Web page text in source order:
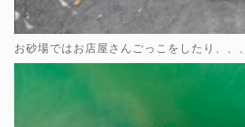
お砂場ではお店屋さんごっこをしたり、、、